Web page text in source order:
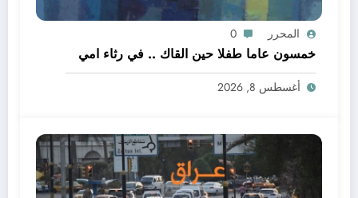
المحرر 0
خمسون عاما طفلا حين القاك .. في رثاء امي
أغسطس 8, 2026